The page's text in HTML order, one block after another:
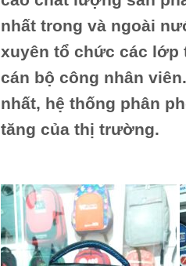
nhất trong và ngoài
xuyên tổ chức các lớp
cán bộ công nhân
nhất, hệ thống phân
tăng của thị trường.